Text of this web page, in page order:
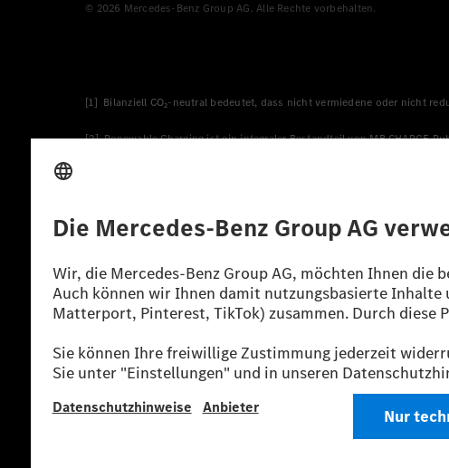
© 2026 Mercedes-Benz Group AG. Alle Rechte vorbehalten.
[1] Bilanziell CO₂-neutral bedeutet, dass nicht vermiedene oder nicht
[2] Renewable Charging ist ein integraler Bestandteil von MB.CHARGE
* Die angegebenen Werte wurden nach dem vorgeschriebenen
europäischen Markt. Der Energieverbrauch und der CO₂-Ausstoß
** Der Stromverbrauch wurde auf der Grundlage der VO 692/2008/EG
*** Angaben zum Stromverbrauch und zur Reichweite sind vorläufig
möglich.